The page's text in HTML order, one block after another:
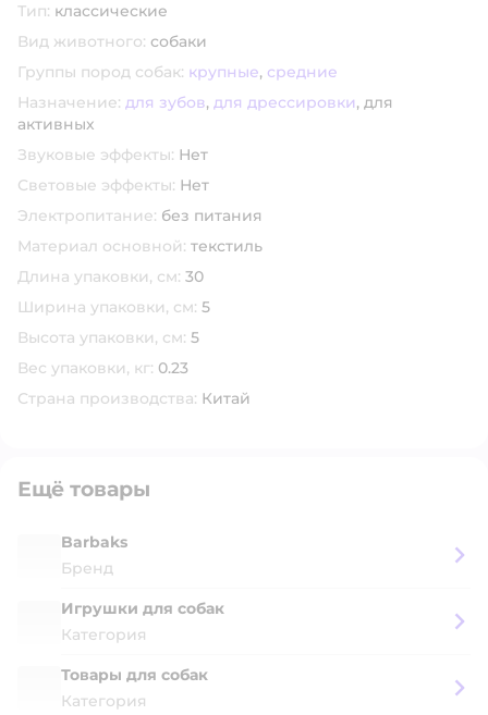
Тип: классические
Вид животного: собаки
Группы пород собак: крупные, средние
Назначение: для зубов, для дрессировки, для
активных
Звуковые эффекты: Нет
Световые эффекты: Нет
Электропитание: без питания
Материал основной: текстиль
Длина упаковки, см: 30
Ширина упаковки, см: 5
Высота упаковки, см: 5
Вес упаковки, кг: 0.23
Страна производства: Китай
Ещё товары
Barbaks
Бренд
Игрушки для собак
Категория
Товары для собак
Категория